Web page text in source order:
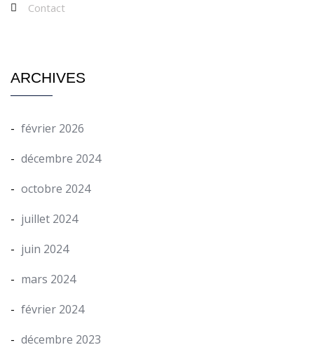
Contact
ARCHIVES
février 2026
décembre 2024
octobre 2024
juillet 2024
juin 2024
mars 2024
février 2024
décembre 2023